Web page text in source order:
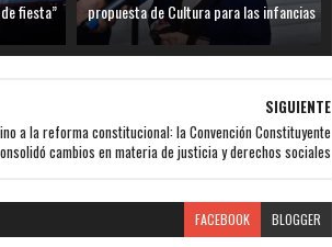
fiesta”
propuesta de Cultura para las infancias
SIGUIENTE
a la reforma constitucional: la Convención Constituyente
cambios en materia de justicia y derechos sociales
FACEBOOK BLOGGER